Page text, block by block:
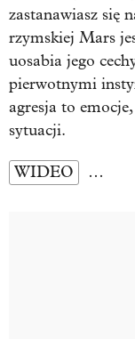
zastanawiasz się
rzymskiej Mars
uosabia jego
pierwotnymi
agresja to
sytuacji.
WIDEO …